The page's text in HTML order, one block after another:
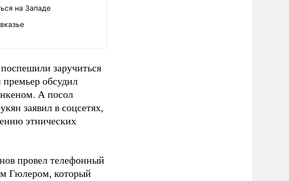
на Западе
заручиться
обсудил
А посол
заявил в соцсетях,
этнических
провел телефонный
Гюлером, который